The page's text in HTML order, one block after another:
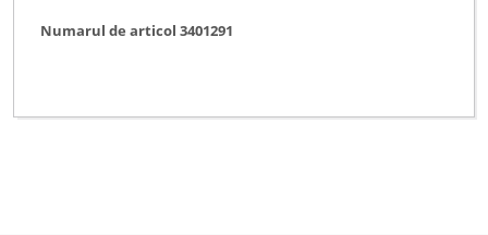
Numarul de articol 3401291